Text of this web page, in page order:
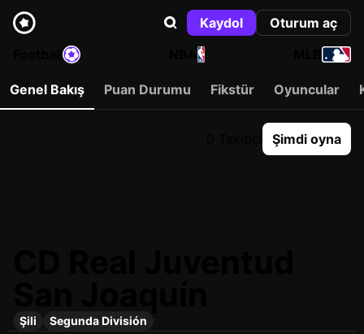
Kaydol
Oturum aç
NBA
Genel Bakış Puan Durumu Fikstür Oyuncular
Şimdi oyna
Şili Segunda División